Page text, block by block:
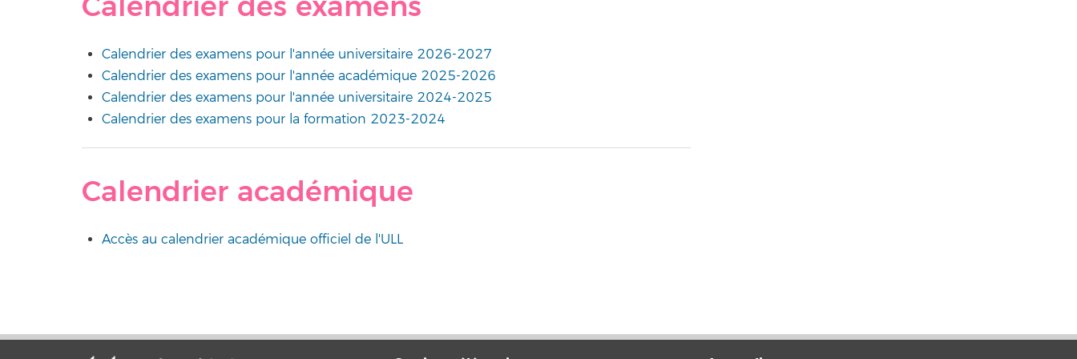
Calendrier des examens pour l'année universitaire 2026-2027
Calendrier des examens pour l'année académique 2025-2026
Calendrier des examens pour l'année universitaire 2024-2025
Calendrier des examens pour la formation 2023-2024
Calendrier académique
Accès au calendrier académique officiel de l'ULL